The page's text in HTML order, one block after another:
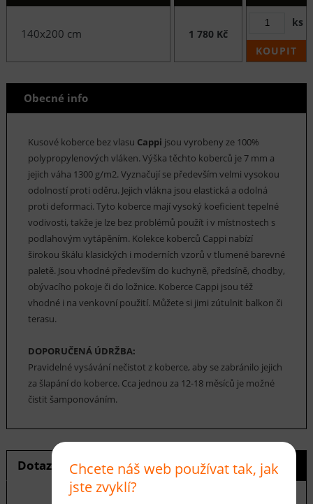
140x200 cm 1 780 Kč
ks
KOUPIT
Obecné info
Kusové koberce bez vlasu Cappi jsou vyrobeny ze 100%
polypropylenových vláken. Výška těchto koberců je 7 mm a
jejich váha 1300 g/m2. Vyznačují se především velmi vysokou
odolností proti oděru. Jejich vlákna jsou elastická a odolná
proti deformaci. Tyto koberce mají vysoký koeficient tepelné
vodivosti, takže je lze bez problémů použít i v místnostech s
podlahovým vytápěním. Kolekce koberců Cappi nabízí
širokou škálu klasických i moderních vzorů v tlumené barevné
paletě. Jsou vhodné především do kuchyně, předsíně, chodby,
obývacího pokoje či do ložnice. Koberce Cappi jsou též
vhodné i na venkovní použití. Můžete si jimi zútulnit balkon či
terasu.
DOPORUČENÁ ÚDRŽBA:
Pravidelné vysávání nečistot z koberce, aby se zabránilo jejich
za šlapání do koberce. Cca jednou za 12-18 měsíců je možné
čistit šamponováním.
Dotaz na produkt Hlídání ceny
Chcete náš web používat tak, jak
jste zvyklí?